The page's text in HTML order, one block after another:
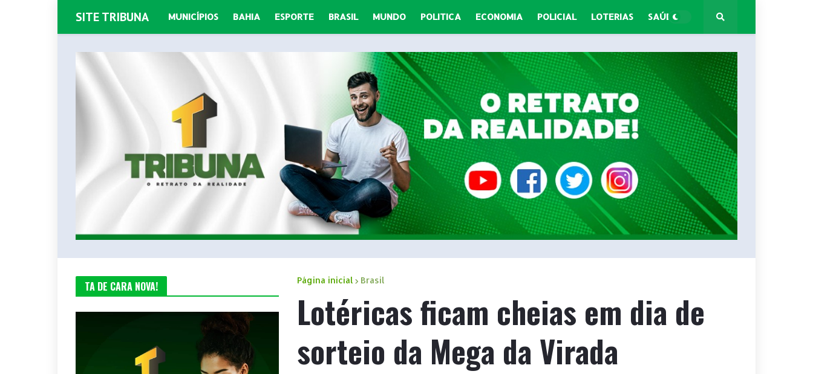
SITE TRIBUNA MUNICÍPIOS BAHIA ESPORTE BRASIL MUNDO POLITICA ECONOMIA POLICIAL LOTERIAS SAÚDE
Página inicial Brasil
Lotéricas ficam cheias em dia de
sorteio da Mega da Virada
TA DE CARA NOVA!